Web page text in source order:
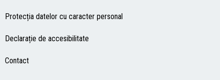
Protecția datelor cu caracter personal
Declarație de accesibilitate
Contact